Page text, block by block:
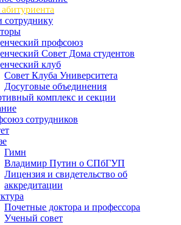
сотруднику
профсоюз
Совет Дома студентов
клуб
Совет Клуба Университета
Досуговые объединения
комплекс и секции
сотрудников
Гимн
Владимир Путин о СПбГУП
Лицензия и свидетельство об
аккредитации
Почетные доктора и профессора
Ученый совет